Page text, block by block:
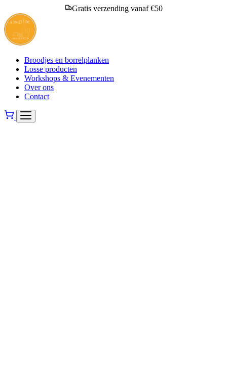
Gratis verzending vanaf €50
Broodjes en borrelplanken
Losse producten
Workshops & Evenementen
Over ons
Contact